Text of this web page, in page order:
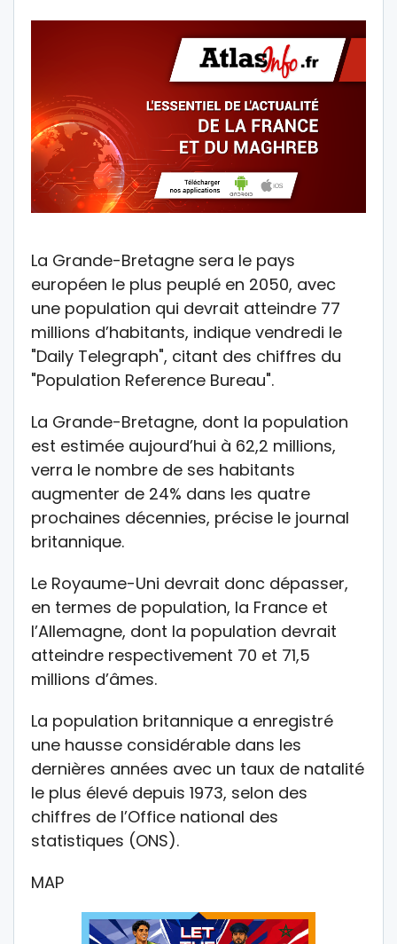
La Grande-Bretagne sera le pays
européen le plus peuplé en 2050, avec
une population qui devrait atteindre 77
millions d’habitants, indique vendredi le
"Daily Telegraph", citant des chiffres du
"Population Reference Bureau".
La Grande-Bretagne, dont la population
est estimée aujourd’hui à 62,2 millions,
verra le nombre de ses habitants
augmenter de 24% dans les quatre
prochaines décennies, précise le journal
britannique.
Le Royaume-Uni devrait donc dépasser,
en termes de population, la France et
l’Allemagne, dont la population devrait
atteindre respectivement 70 et 71,5
millions d’âmes.
La population britannique a enregistré
une hausse considérable dans les
dernières années avec un taux de natalité
le plus élevé depuis 1973, selon des
chiffres de l’Office national des
statistiques (ONS).
MAP